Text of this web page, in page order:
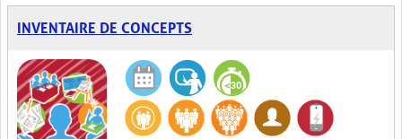
INVENTAIRE DE CONCEPTS